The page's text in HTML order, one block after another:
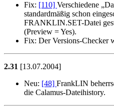
Fix: [110] Verschiedene
standardmäßig schon
FRANKLIN.SET-Datei
(Preview = Yes).
Fix: Der Versions-Checker
2.31 [13.07.2004]
Neu: [48] FrankLIN
die Calamus-Dateihistory.